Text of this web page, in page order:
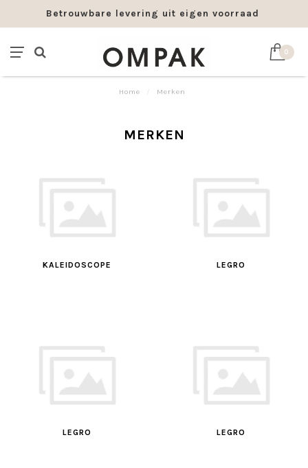
Betrouwbare levering uit eigen voorraad
0
Home Merken
MERKEN
KALEIDOSCOPE LEGRO
LEGRO LEGRO